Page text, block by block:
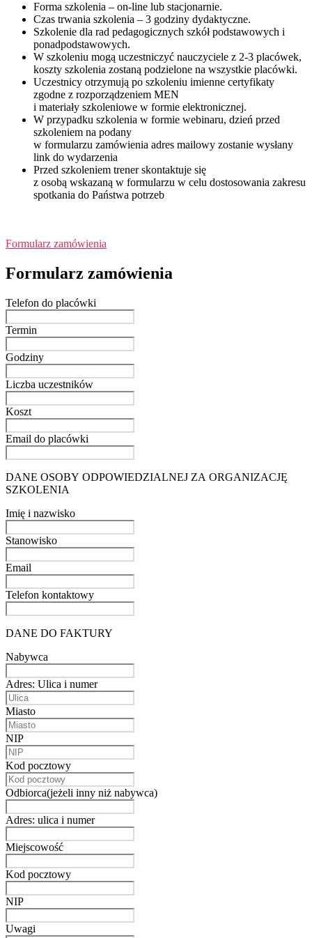
Forma szkolenia – on-line lub stacjonarnie.
Czas trwania szkolenia – 3 godziny dydaktyczne.
Szkolenie dla rad pedagogicznych szkół podstawowych i
ponadpodstawowych.
W szkoleniu mogą uczestniczyć nauczyciele z 2-3 placówek,
koszty szkolenia zostaną podzielone na wszystkie placówki.
Uczestnicy otrzymują po szkoleniu imienne certyfikaty
zgodne z rozporządzeniem MEN
i materiały szkoleniowe w formie elektronicznej.
W przypadku szkolenia w formie webinaru, dzień przed
szkoleniem na podany
w formularzu zamówienia adres mailowy zostanie wysłany
link do wydarzenia
Przed szkoleniem trener skontaktuje się
z osobą wskazaną w formularzu w celu dostosowania zakresu
spotkania do Państwa potrzeb
Formularz zamówienia
Formularz zamówienia
Telefon do placówki
Termin
Godziny
Liczba uczestników
Koszt
Email do placówki
DANE OSOBY ODPOWIEDZIALNEJ ZA ORGANIZACJĘ
SZKOLENIA
Imię i nazwisko
Stanowisko
Email
Telefon kontaktowy
DANE DO FAKTURY
Nabywca
Adres: Ulica i numer
Miasto
NIP
Kod pocztowy
Odbiorca(jeżeli inny niż nabywca)
Adres: ulica i numer
Miejscowość
Kod pocztowy
NIP
Uwagi